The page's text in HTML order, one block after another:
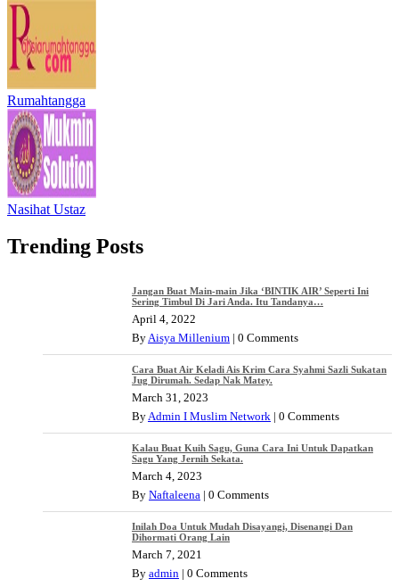
Rumahtangga
Nasihat Ustaz
Trending Posts
Jangan Buat Main-main Jika ‘BINTIK AIR’ Seperti Ini
Sering Timbul Di Jari Anda. Itu Tandanya…
April 4, 2022
ByAisya Millenium | 0 Comments
Cara Buat Air Keladi Ais Krim Cara Syahmi Sazli Sukatan
Jug Dirumah. Sedap Nak Matey.
March 31, 2023
ByAdmin I Muslim Network | 0 Comments
Kalau Buat Kuih Sagu, Guna Cara Ini Untuk Dapatkan
Sagu Yang Jernih Sekata.
March 4, 2023
By Naftaleena | 0 Comments
Inilah Doa Untuk Mudah Disayangi, Disenangi Dan
Dihormati Orang Lain
March 7, 2021
By admin | 0 Comments